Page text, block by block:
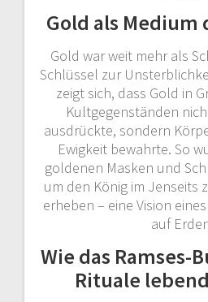
Gold als
Gold war weit mehr als
Schlüssel zur
zeigt sich, dass Gold in
Kultgegenständen
ausdrückte, sondern
Ewigkeit bewahrte. So
goldenen Masken und
um den König im Jenseits
erheben – eine Vision
auf
Wie das Ramses-
Rituale